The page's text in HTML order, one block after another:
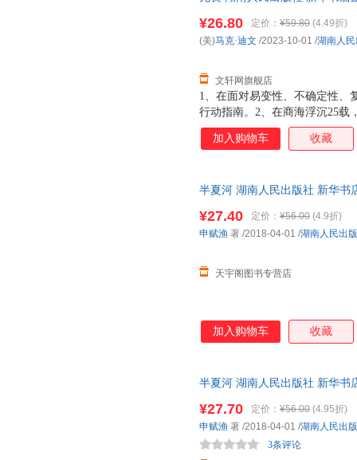
1、在面对易变性、不确定性、
行动指南。2、在商海浮沉25载
户培训经验的作者将自己的强
动好读。结合作者本人的领导
用纸考究，质感典藏。
¥26.80 定价： ¥59.80 (4.49折)
文轩网旗舰店
(美)马克·迪文 /2023-10-01 /湖南人
加入购物车 收藏
半夏河 湖南人民出版社 新华书
¥27.40 定价： ¥56.00 (4.9折)
天宇阁图书专营店
申赋渔 著 /2018-04-01 /湖南人民出
加入购物车 收藏
半夏河 湖南人民出版社 新华书
¥27.70 定价： ¥56.00 (4.95折)
3条评论
申赋渔 著 /2018-04-01 /湖南人民出